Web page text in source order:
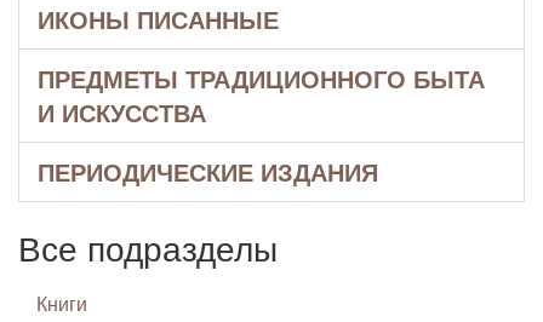
ИКОНЫ ПИСАННЫЕ
ПРЕДМЕТЫ ТРАДИЦИОННОГО БЫТА
И ИСКУССТВА
ПЕРИОДИЧЕСКИЕ ИЗДАНИЯ
Все подразделы
Книги